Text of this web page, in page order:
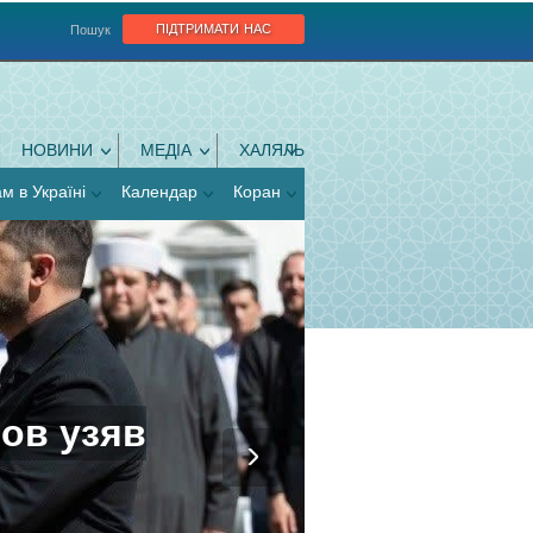
підтримати нас
Пошук
НОВИНИ МЕДІА ХАЛЯЛЬ
в Україні Календар Коран
узяв